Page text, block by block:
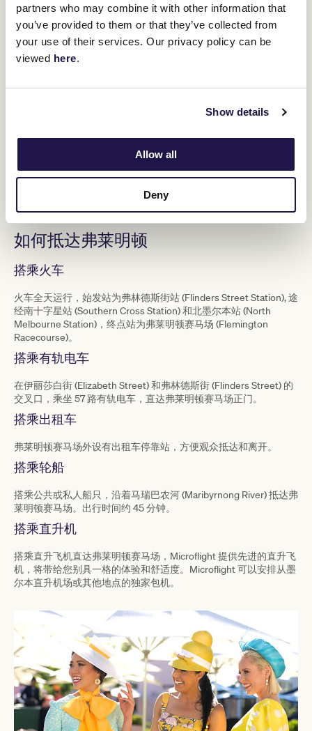
partners who may combine it with other information that
you’ve provided to them or that they’ve collected from
your use of their services. Our privacy policy can be
viewed here.
Show details
Allow all
Deny
如何抵达弗莱明顿
搭乘火车
火车全天运行，始发站为弗林德斯街站 (Flinders Street Station), 途
经南十字星站 (Southern Cross Station) 和北墨尔本站 (North
Melbourne Station)，终点站为弗莱明顿赛马场 (Flemington
Racecourse)。
搭乘有轨电车
在伊丽莎白街 (Elizabeth Street) 和弗林德斯街 (Flinders Street) 的
交叉口，乘坐 57 路有轨电车，直达弗莱明顿赛马场正门。
搭乘出租车
弗莱明顿赛马场外设有出租车停靠站，方便观众抵达和离开。
搭乘轮船
搭乘公共或私人船只，沿着马瑞巴农河 (Maribyrnong River) 抵达弗
莱明顿赛马场。出行时间约 45 分钟。
搭乘直升机
搭乘直升飞机直达弗莱明顿赛马场，Microflight 提供先进的直升飞
机，将带给您别具一格的体验和舒适度。Microflight 可以安排从墨
尔本直升机场或其他地点的独家包机。